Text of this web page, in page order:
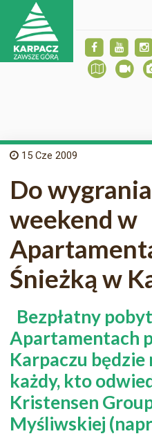
15 Cze 2009
Do
weekend w
Śnieżką w
Bezpłatny
Apartamentach
Karpaczu będzie
każdy, kto
Kristensen
Myśliwskiej